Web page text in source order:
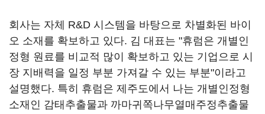
회사는 자체 R&D 시스템을 바탕으로 차별화된 바이
오 소재를 확보하고 있다. 김 대표는 "휴럼은 개별인
정형 원료를 비교적 많이 확보하고 있는 기업으로 시
장 지배력을 일정 부분 가져갈 수 있는 부분"이라고
설명했다. 특히 휴럼은 제주도에서 나는 개별인정형
소재인 감태추출물과 까마귀쪽나무열매주정추출물